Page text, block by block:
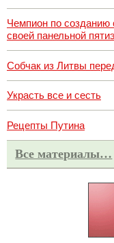
Чемпион по созданию
своей панельной
Собчак из Литвы
Украсть все и сесть
Рецепты Путина
Все материалы…